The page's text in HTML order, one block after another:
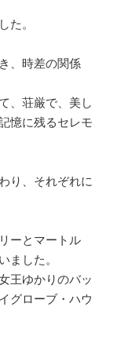
た。
、時差の関係
、荘厳で、美し
憶に残るセレモ
り、それぞれに
ーとマートル
ました。
王ゆかりのバッ
グローブ・ハウ